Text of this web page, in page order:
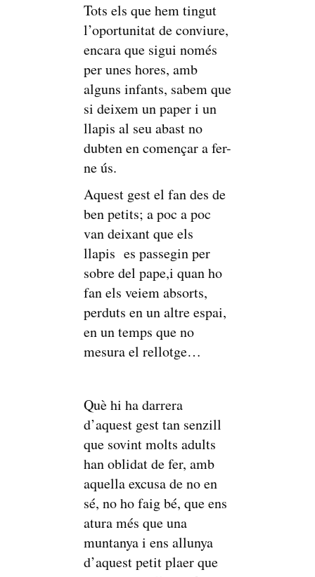
Tots els que hem tingut
l’oportunitat de conviure,
encara que sigui només
per unes hores, amb
alguns infants, sabem que
si deixem un paper i un
llapis al seu abast no
dubten en començar a fer-
ne ús.
Aquest gest el fan des de
ben petits; a poc a poc
van deixant que els
llapis es passegin per
sobre del pape,i quan ho
fan els veiem absorts,
perduts en un altre espai,
en un temps que no
mesura el rellotge…
Què hi ha darrera
d’aquest gest tan senzill
que sovint molts adults
han oblidat de fer, amb
aquella excusa de no en
sé, no ho faig bé, que ens
atura més que una
muntanya i ens allunya
d’aquest petit plaer que